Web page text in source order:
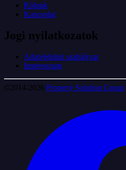
Rólunk
Kapcsolat
Jogi nyilatkozatok
Adatvédelmi szabályzat
Impresszum
©2014-2026 Property Solution Group